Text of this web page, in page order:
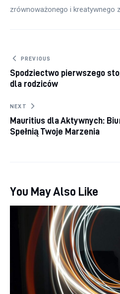
zrównoważonego i kreatywnego
Nawigacja wpisu
PREVIOUS
Spodziectwo pierwszego
dla rodziców
NEXT
Mauritius dla Aktywnych:
Spełnią Twoje Marzenia
You May Also Like